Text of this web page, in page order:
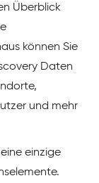
Überblick
können Sie
Daten
und mehr
einzige